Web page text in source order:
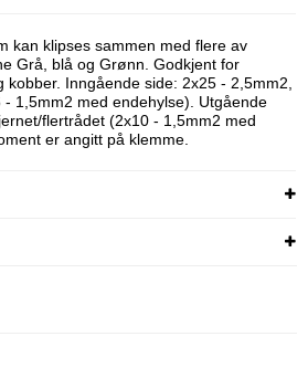
kan klipses sammen med flere av
Grå, blå og Grønn. Godkjent for
kobber. Inngående side: 2x25 - 2,5mm2,
1,5mm2 med endehylse). Utgående
flertrådet (2x10 - 1,5mm2 med
er angitt på klemme.